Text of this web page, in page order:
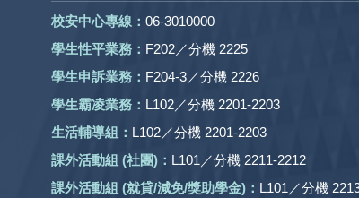
校安中心專線： 06-3010000
學生性平業務： F202／分機 2225
學生申訴業務： F204-3／分機 2226
學生霸凌業務： L102／分機 2201-2203
生活輔導組： L102／分機 2201-2203
課外活動組 (社團) ： L101／分機 2211-2212
課外活動組 (就貸/減免/獎助學金)： L101／分機